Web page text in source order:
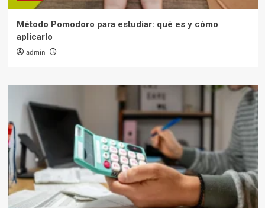
Método Pomodoro para estudiar: qué es y cómo
aplicarlo
admin